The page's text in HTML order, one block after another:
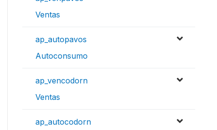
Ventas
ap_autopavos
Autoconsumo
ap_vencodorn
Ventas
ap_autocodorn